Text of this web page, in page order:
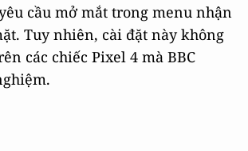
cầu mở mắt trong menu nhận
Tuy nhiên, cài đặt này không
các chiếc Pixel 4 mà BBC